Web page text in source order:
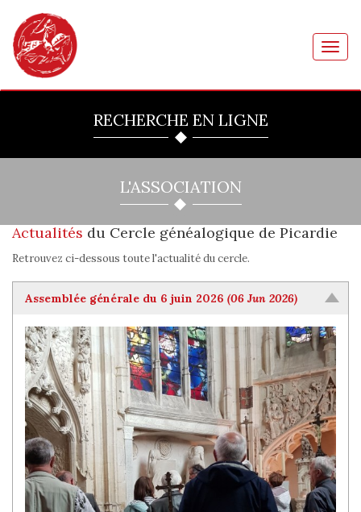
RECHERCHE EN LIGNE
L'ASSOCIATION
Actualités du Cercle généalogique de Picardie
Retrouvez ci-dessous toute l'actualité du cercle.
Assemblée générale du 6 juin 2026 (06 Jun 2026)